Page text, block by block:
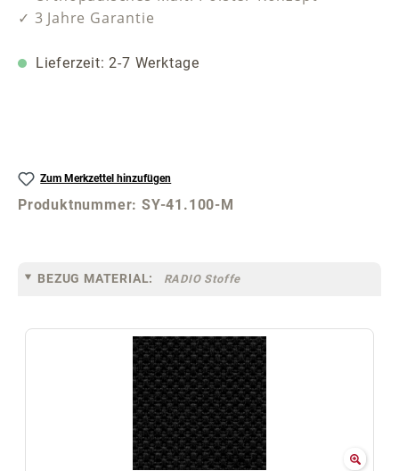
✓ 3 Jahre Garantie
Lieferzeit: 2-7 Werktage
Zum Merkzettel hinzufügen
Produktnummer:SY-41.100-M
BEZUG MATERIAL: RADIO Stoffe